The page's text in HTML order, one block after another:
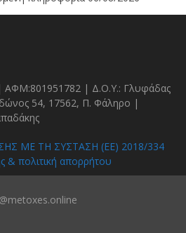
ΑΦΜ:801951782 | Δ.Ο.Υ.: Γλυφάδας
54, 17562, Π. Φάληρο |
ΜΕ ΤΗ ΣΥΣΤΑΣΗ (ΕΕ) 2018/334
& πολιτική απορρήτου